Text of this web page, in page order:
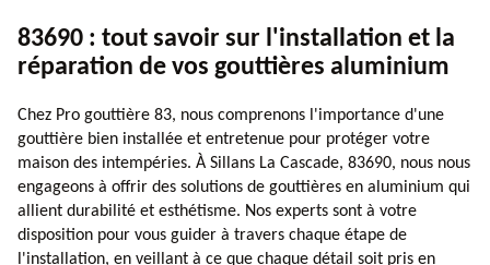
83690 : tout savoir sur l'installation et la
réparation de vos gouttières aluminium
Chez Pro gouttière 83, nous comprenons l'importance d'une
gouttière bien installée et entretenue pour protéger votre
maison des intempéries. À Sillans La Cascade, 83690, nous nous
engageons à offrir des solutions de gouttières en aluminium qui
allient durabilité et esthétisme. Nos experts sont à votre
disposition pour vous guider à travers chaque étape de
l'installation, en veillant à ce que chaque détail soit pris en